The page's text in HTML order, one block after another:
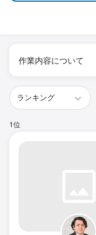
作業内容について
1位